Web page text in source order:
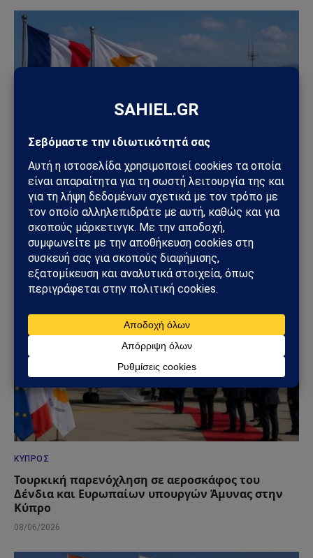
ΚΎΠΡΟΣ
Γαλλία–Κύπρος: Η συμφωνία που προκάλεσε οργή
στην Άγκυρα – «Θα δώσουμε την σκληρότερη
δυνατή απάντηση», προειδοποιεί η Τουρκία
11/06/2026
ΚΎΠΡΟΣ
Τουρκική παρενόχληση σε αεροσκάφος του
Δένδια και Ευρωπαίων υπουργών Άμυνας στην
Κύπρο
08/06/2026